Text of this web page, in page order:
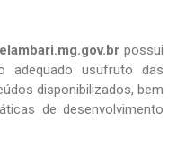
possui
adequado usufruto das
disponibilizados, bem
de desenvolvimento